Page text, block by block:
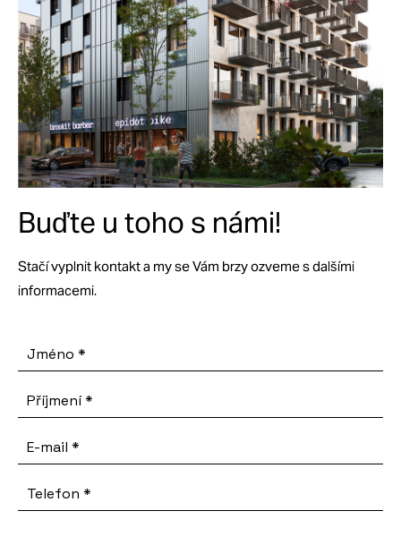
Buďte u toho s námi!
Stačí vyplnit kontakt a my se Vám brzy ozveme s dalšími
informacemi.
Jméno *
Příjmení*
E-mail *
Telefon *